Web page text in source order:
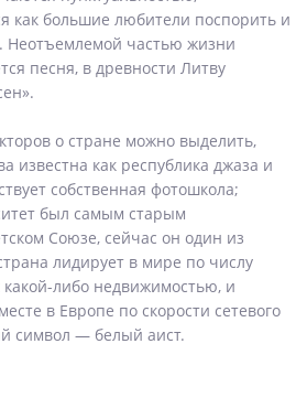
как большие любители поспорить и
Неотъемлемой частью жизни
песня, в древности Литву
о стране можно выделить,
известна как республика джаза и
собственная фотошкола;
был самым старым
Союзе, сейчас он один из
лидирует в мире по числу
либо недвижимостью, и
в Европе по скорости сетевого
символ — белый аист.